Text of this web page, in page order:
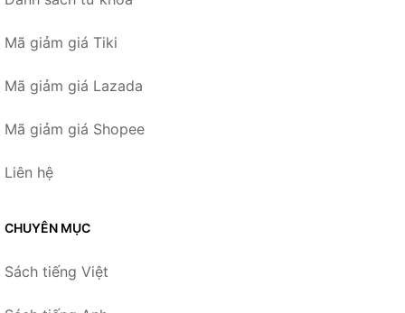
Mã giảm giá Tiki
Mã giảm giá Lazada
Mã giảm giá Shopee
Liên hệ
CHUYÊN MỤC
Sách tiếng Việt